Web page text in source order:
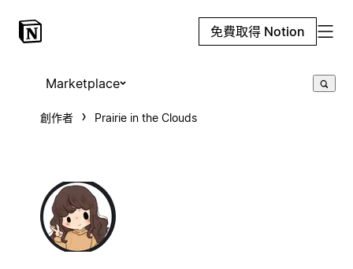
免費取得 Notion
Marketplace
創作者 Prairie in the Clouds